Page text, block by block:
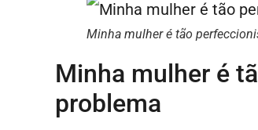
Minha mulher é tão
Minha mulher é
problema